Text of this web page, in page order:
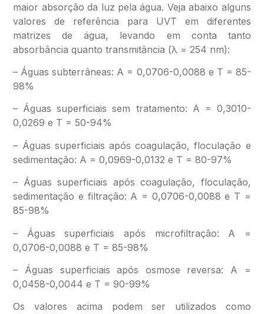
maior absorção da luz pela água. Veja abaixo alguns
valores de referência para UVT em diferentes
matrizes de água, levando em conta tanto
absorbância quanto transmitância (λ = 254 nm):
– Águas subterrâneas: A = 0,0706-0,0088 e T = 85-
98%
– Águas superficiais sem tratamento: A = 0,3010-
0,0269 e T = 50-94%
– Águas superficiais após coagulação, floculação e
sedimentação: A = 0,0969-0,0132 e T = 80-97%
– Águas superficiais após coagulação, floculação,
sedimentação e filtração: A = 0,0706-0,0088 e T =
85-98%
– Águas superficiais após microfiltração: A =
0,0706-0,0088 e T = 85-98%
– Águas superficiais após osmose reversa: A =
0,0458-0,0044 e T = 90-99%
Os valores acima podem ser utilizados como